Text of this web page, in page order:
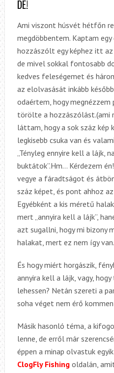
DE!
Ami viszont húsvét hétfőn
megdöbbentem. Kaptam
hozzászólt egy képhez itt
de mivel sokkal fontosabb
kedves feleségemet és
az elolvasását inkább
odaértem, hogy
törölte a hozzászólást.(ami
láttam, hogy a sok száz kép
legkisebb csuka van és
„Tényleg ennyire kell a lájk,
buktátok”.Hm… Kérdezem
vegye a fáradtságot és
száz képet, és pont ahhoz
Egyébként a kis méretű
mert „annyira kell a lájk”,
azt sugallni, hogy mi bizony
halakat, mert ez nem így van.
És hogy miért horgászik,
annyira kell a lájk, vagy,
lehessen? Netán szereti a
soha véget nem érő
Másik hasonló téma, a
lenne, de erről már
éppen a minap olvastuk
ClogFly Fishingoldalán,